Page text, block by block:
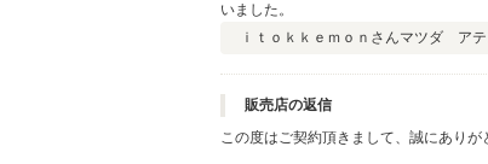
いました。
ｉｔｏｋｋｅｍｏｎさんマツダ アテ
販売店の返信
この度はご契約頂きまして、誠にあり